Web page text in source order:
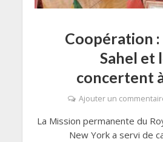
Coopération :
Sahel et
concertent
Ajouter un
La Mission permanente du
New York a servi de